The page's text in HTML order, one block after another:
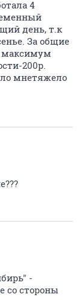
4
день, т.к
За общие
максимум
200р.
мнетяжело
-
со стороны